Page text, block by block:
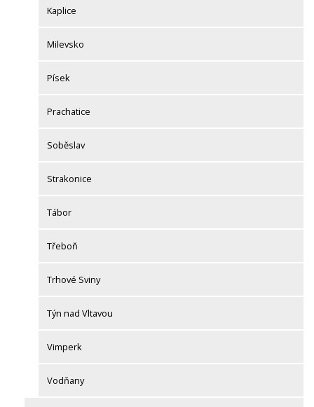
Kaplice
Milevsko
Písek
Prachatice
Soběslav
Strakonice
Tábor
Třeboň
Trhové Sviny
Týn nad Vltavou
Vimperk
Vodňany